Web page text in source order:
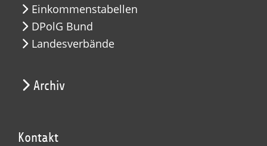
Einkommenstabellen
DPolG Bund
Landesverbände
Archiv
Kontakt